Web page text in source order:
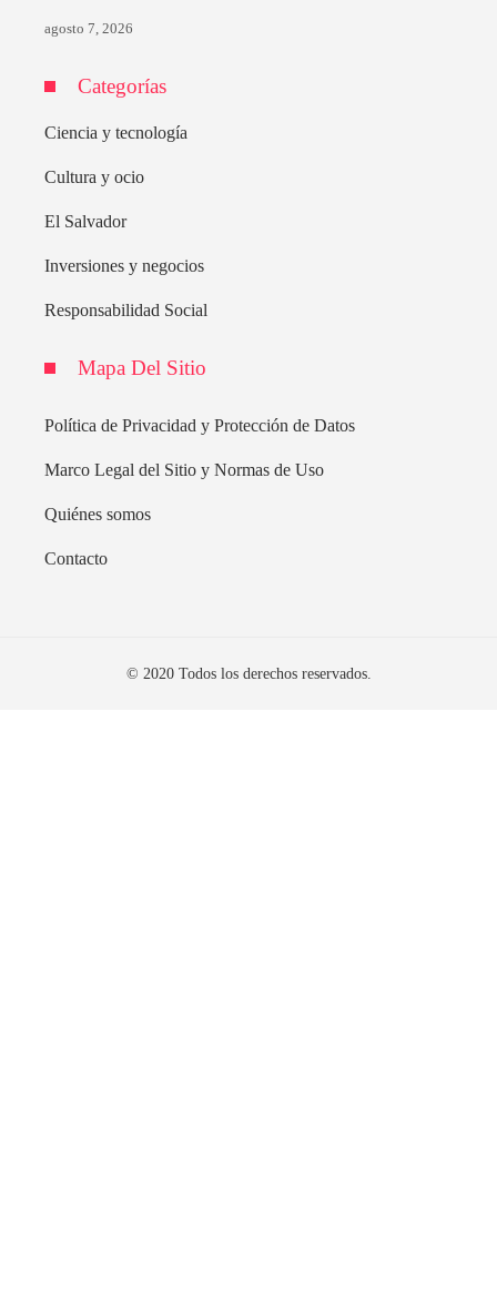
agosto 7, 2026
Categorías
Ciencia y tecnología
Cultura y ocio
El Salvador
Inversiones y negocios
Responsabilidad Social
Mapa Del Sitio
Política de Privacidad y Protección de Datos
Marco Legal del Sitio y Normas de Uso
Quiénes somos
Contacto
© 2020 Todos los derechos reservados.